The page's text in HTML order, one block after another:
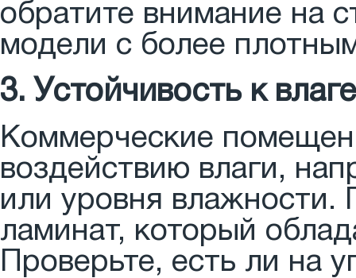
обратите внимание на
модели с более
3. Устойчивость к влаге
Коммерческие
воздействию влаги,
или уровня
ламинат, который
Проверьте, есть ли на